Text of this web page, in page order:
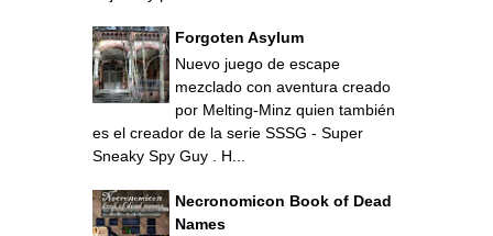
Forgoten Asylum
Nuevo juego de escape
mezclado con aventura creado
por Melting-Minz quien también
es el creador de la serie SSSG - Super
Sneaky Spy Guy . H...
Necronomicon Book of Dead
Names